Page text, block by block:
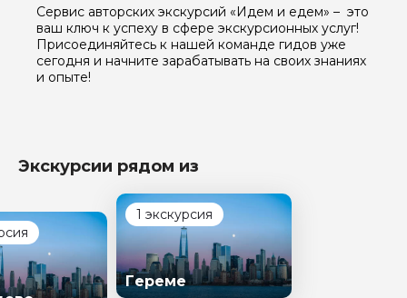
Сервис авторских экскурсий «Идем и едем» – это
ваш ключ к успеху в сфере экскурсионных услуг!
Присоединяйтесь к нашей команде гидов уже
сегодня и начните зарабатывать на своих знаниях
и опыте!
Экскурсии рядом из
1 экскурсия
Гереме
Отправить